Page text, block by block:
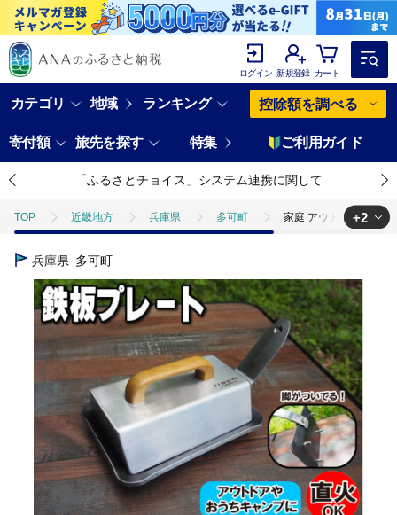
ログイン 新規登録 カート
カテゴリ 地域 ランキング 控除額を調べる
寄付額 旅先を探す 特集 ご利用ガイド
「ふるさとチョイス」システム連携に関して
TOP 近畿地方 兵庫県 多可町 家庭 アウトドア キャ
TOP
TOP 日用品・雑貨 ほかの雑貨・日用品 家庭 アウトドア キ
+2
兵庫県 多可町